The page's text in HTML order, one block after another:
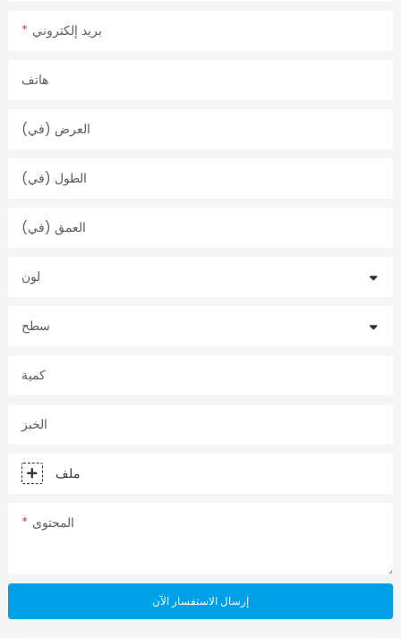
بريد إلكتروني
هاتف
العرض (في)
الطول (في)
العمق (في)
لون
سطح
كمية
الخبز
ملف
المحتوى
إرسال الاستفسار الآن